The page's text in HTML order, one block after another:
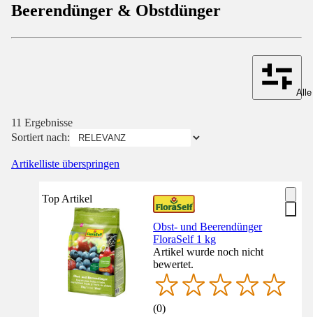
Beerendünger & Obstdünger
11 Ergebnisse
Sortiert nach:
Artikelliste überspringen
Top Artikel
Obst- und Beerendünger
FloraSelf 1 kg
Artikel wurde noch nicht
bewertet.
(0)